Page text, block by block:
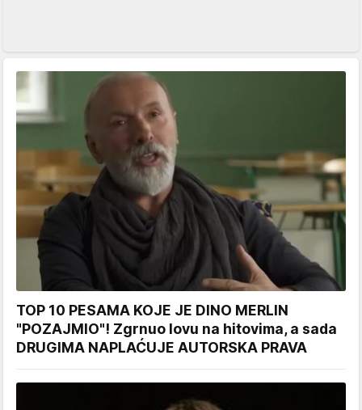
TOP 10 PESAMA KOJE JE DINO MERLIN
"POZAJMIO"! Zgrnuo lovu na hitovima, a sada
DRUGIMA NAPLAĆUJE AUTORSKA PRAVA